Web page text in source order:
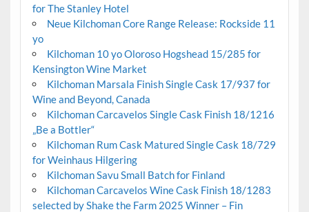
for The Stanley Hotel
Neue Kilchoman Core Range Release: Rockside 11
yo
Kilchoman 10 yo Oloroso Hogshead 15/285 for
Kensington Wine Market
Kilchoman Marsala Finish Single Cask 17/937 for
Wine and Beyond, Canada
Kilchoman Carcavelos Single Cask Finish 18/1216
„Be a Bottler“
Kilchoman Rum Cask Matured Single Cask 18/729
for Weinhaus Hilgering
Kilchoman Savu Small Batch for Finland
Kilchoman Carcavelos Wine Cask Finish 18/1283
selected by Shake the Farm 2025 Winner – Fin